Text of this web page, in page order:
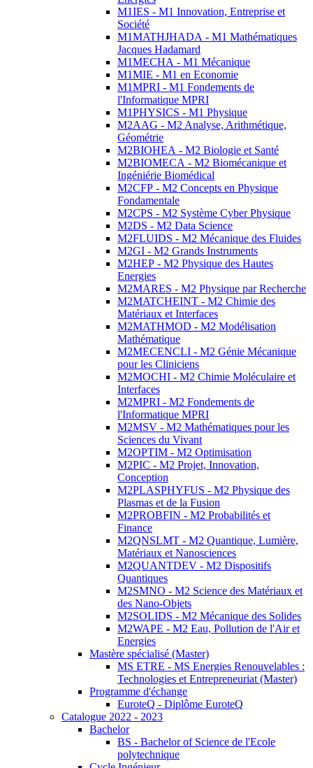
M1IES - M1 Innovation, Entreprise et
Société
M1MATHJHADA - M1 Mathématiques
Jacques Hadamard
M1MECHA - M1 Mécanique
M1MIE - M1 en Economie
M1MPRI - M1 Fondements de
l'Informatique MPRI
M1PHYSICS - M1 Physique
M2AAG - M2 Analyse, Arithmétique,
Géométrie
M2BIOHEA - M2 Biologie et Santé
M2BIOMECA - M2 Biomécanique et
Ingéniérie Biomédical
M2CFP - M2 Concepts en Physique
Fondamentale
M2CPS - M2 Système Cyber Physique
M2DS - M2 Data Science
M2FLUIDS - M2 Mécanique des Fluides
M2GI - M2 Grands Instruments
M2HEP - M2 Physique des Hautes
Energies
M2MARES - M2 Physique par Recherche
M2MATCHEINT - M2 Chimie des
Matériaux et Interfaces
M2MATHMOD - M2 Modélisation
Mathématique
M2MECENCLI - M2 Génie Mécanique
pour les Cliniciens
M2MOCHI - M2 Chimie Moléculaire et
Interfaces
M2MPRI - M2 Fondements de
l'Informatique MPRI
M2MSV - M2 Mathématiques pour les
Sciences du Vivant
M2OPTIM - M2 Optimisation
M2PIC - M2 Projet, Innovation,
Conception
M2PLASPHYFUS - M2 Physique des
Plasmas et de la Fusion
M2PROBFIN - M2 Probabilités et
Finance
M2QNSLMT - M2 Quantique, Lumière,
Matériaux et Nanosciences
M2QUANTDEV - M2 Dispositifs
Quantiques
M2SMNO - M2 Science des Matériaux et
des Nano-Objets
M2SOLIDS - M2 Mécanique des Solides
M2WAPE - M2 Eau, Pollution de l'Air et
Energies
Mastère spécialisé (Master)
MS ETRE - MS Energies Renouvelables :
Technologies et Entrepreneuriat (Master)
Programme d'échange
EuroteQ - Diplôme EuroteQ
Catalogue 2022 - 2023
Bachelor
BS - Bachelor of Science de l'Ecole
polytechnique